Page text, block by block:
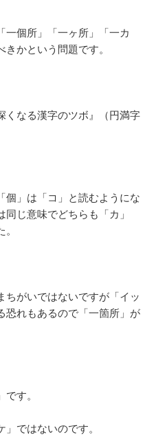
一個所」「一ヶ所」「一カ
かという問題です。
くなる漢字のツボ』（円満字
個」は「コ」と読むようにな
じ意味でどちらも「カ」
ちがいではないですが「イッ
恐れもあるので「一箇所」が
す。
ではないのです。